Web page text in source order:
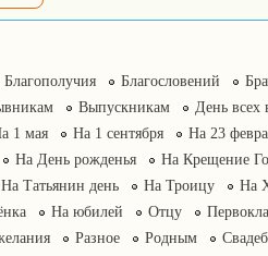
Благополучия Благословений
Выпускникам День всех
1 мая На 1 сентября На 23
На День рожденья На Крещение
На Татьянин день На Троицу На
На юбилей Отцу
Разное Родным